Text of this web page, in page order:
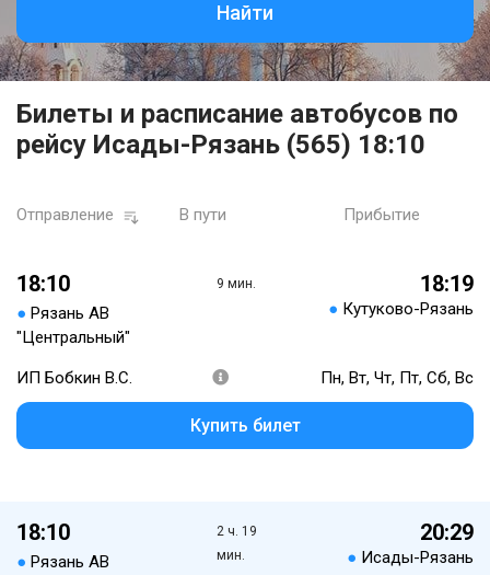
Найти
Билеты и расписание автобусов по
рейсу Исады-Рязань (565) 18:10
Отправление В пути Прибытие
18:10
● Рязань АВ
"Центральный"
9 мин. 18:19
● Кутуково-Рязань
ИП Бобкин В.С. Пн, Вт, Чт, Пт, Сб, Вс
Купить билет
18:10
● Рязань АВ
2 ч. 19
мин.
20:29
● Исады-Рязань